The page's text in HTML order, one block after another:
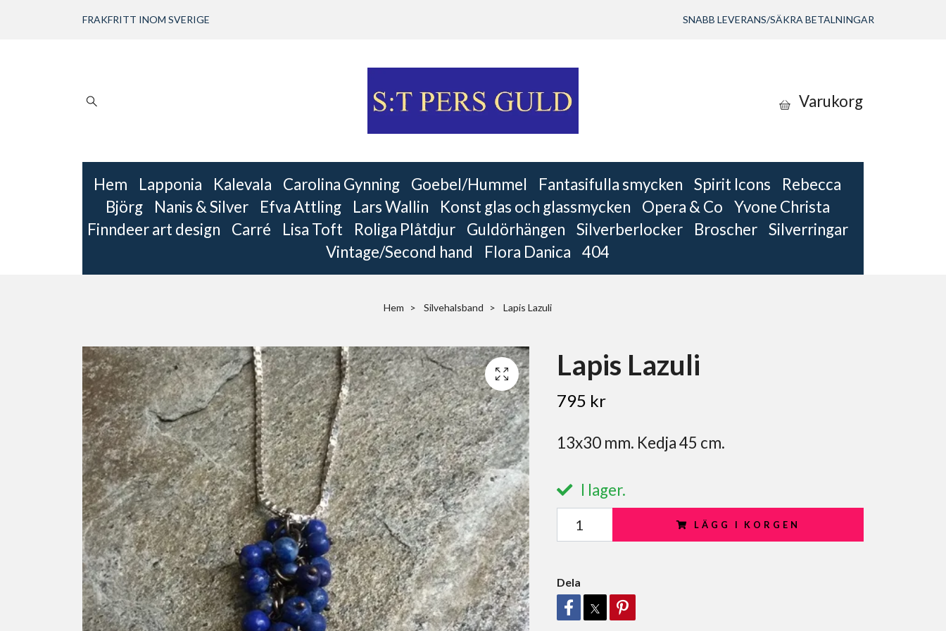
FRAKFRITT INOM SVERIGE SNABB LEVERANS/SÄKRA BETALNINGAR
Varukorg
Hem Lapponia Kalevala Carolina Gynning Goebel/Hummel Fantasifulla smycken Spirit Icons
Rebecca
Björg
Nanis & Silver Efva Attling Lars Wallin Konst glas och glassmycken Opera & Co
Yvone Christa
Finndeer art design
Carré Lisa Toft Roliga Plåtdjur Guldörhängen Silverberlocker Broscher
Silverringar
Vintage/Second hand
Flora Danica 404
Hem Silvehalsband Lapis Lazuli
Lapis Lazuli
795 kr
13x30 mm. Kedja 45 cm.
I lager.
LÄGG I KORGEN
Dela